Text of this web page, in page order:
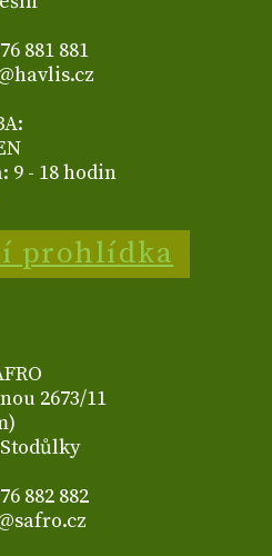
881 881
9 - 18 hodin
prohlídka
2673/11
Stodůlky
882 882